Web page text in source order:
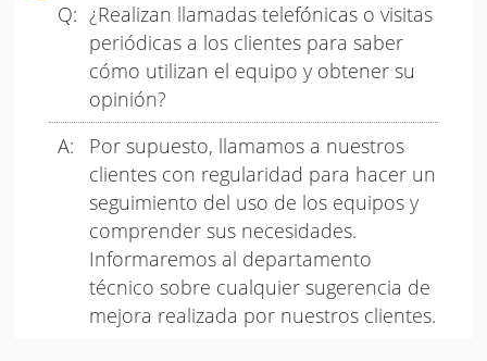
¿Realizan llamadas telefónicas o visitas
periódicas a los clientes para saber
cómo utilizan el equipo y obtener su
opinión?
Por supuesto, llamamos a nuestros
clientes con regularidad para hacer un
seguimiento del uso de los equipos y
comprender sus necesidades.
Informaremos al departamento
técnico sobre cualquier sugerencia de
mejora realizada por nuestros clientes.